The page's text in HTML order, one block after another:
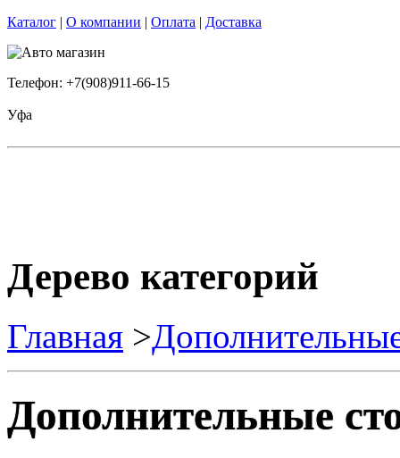
Каталог | О компании | Оплата | Доставка
Телефон: +7(908)911-66-15
Уфа
Дерево категорий
Главная >
Дополнительные